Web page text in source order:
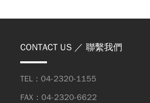
CONTACT US ／ 聯繫我們
TEL：04-2320-1155
FAX：04-2320-6622